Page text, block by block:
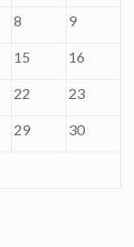
8 9
15 16
22 23
29 30